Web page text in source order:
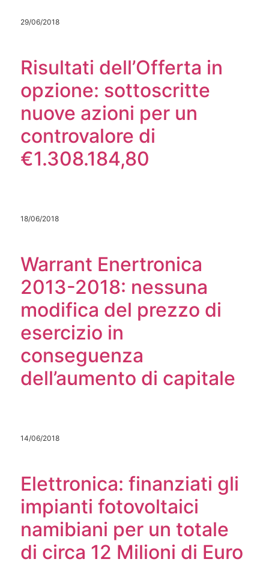
29/06/2018
Risultati dell’Offerta in
opzione: sottoscritte
nuove azioni per un
controvalore di
€1.308.184,80
18/06/2018
Warrant Enertronica
2013-2018: nessuna
modifica del prezzo di
esercizio in
conseguenza
dell’aumento di capitale
14/06/2018
Elettronica: finanziati gli
impianti fotovoltaici
namibiani per un totale
di circa 12 Milioni di Euro